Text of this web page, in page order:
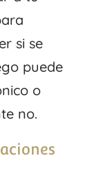
si se
puede
o
no.